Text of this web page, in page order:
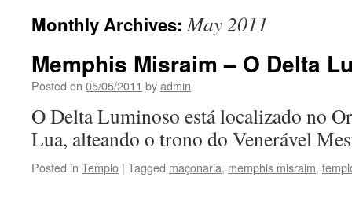
Monthly Archives:May 2011
Memphis Misraim – O Delta
Posted on 05/05/2011 byadmin
O Delta Luminoso está localizado no
Lua, alteando o trono do Venerável
Posted in Templo | Tagged maçonaria, memphis misraim,